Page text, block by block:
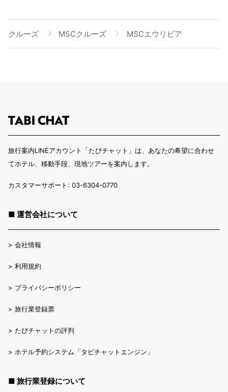
クルーズ MSCクルーズ MSCエウリビア
旅行案内LINEアカウント「たびチャット」は、あなたの希望に合わせ
てホテル、移動手段、現地ツアーを案内します。
カスタマーサポート: 03-6304-0770
■ 運営会社について
> 会社情報
> 利用規約
> プライバシーポリシー
> 旅行業登録票
> たびチャットの評判
> ホテル予約システム「タビチャットエンジン」
■ 旅行業登録について